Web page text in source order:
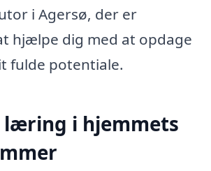
i Agersø, der er
hjælpe dig med at opdage
fulde potentiale.
læring i hjemmets